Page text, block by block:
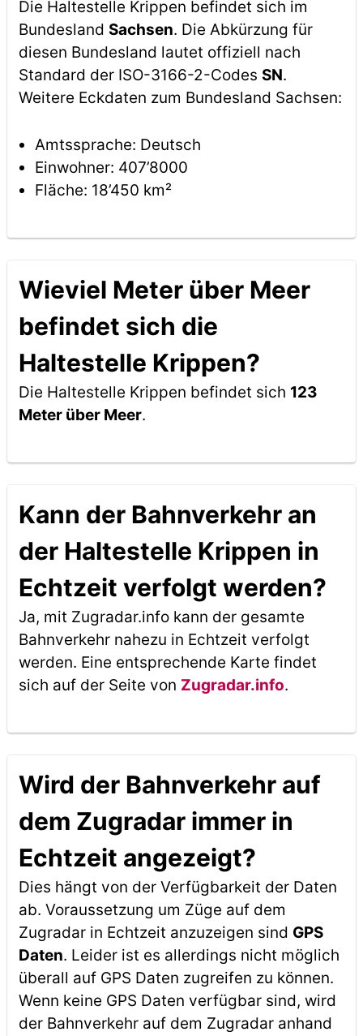
Die Haltestelle Krippen befindet sich im
Bundesland Sachsen. Die Abkürzung für
diesen Bundesland lautet offiziell nach
Standard der ISO-3166-2-Codes SN.
Weitere Eckdaten zum Bundesland Sachsen:
Amtssprache: Deutsch
Einwohner: 407’8000
Fläche: 18’450 km²
Wieviel Meter über Meer
befindet sich die
Haltestelle Krippen?
Die Haltestelle Krippen befindet sich 123
Meter über Meer.
Kann der Bahnverkehr an
der Haltestelle Krippen in
Echtzeit verfolgt werden?
Ja, mit Zugradar.info kann der gesamte
Bahnverkehr nahezu in Echtzeit verfolgt
werden. Eine entsprechende Karte findet
sich auf der Seite von Zugradar.info.
Wird der Bahnverkehr auf
dem Zugradar immer in
Echtzeit angezeigt?
Dies hängt von der Verfügbarkeit der Daten
ab. Voraussetzung um Züge auf dem
Zugradar in Echtzeit anzuzeigen sind GPS
Daten. Leider ist es allerdings nicht möglich
überall auf GPS Daten zugreifen zu können.
Wenn keine GPS Daten verfügbar sind, wird
der Bahnverkehr auf dem Zugradar anhand